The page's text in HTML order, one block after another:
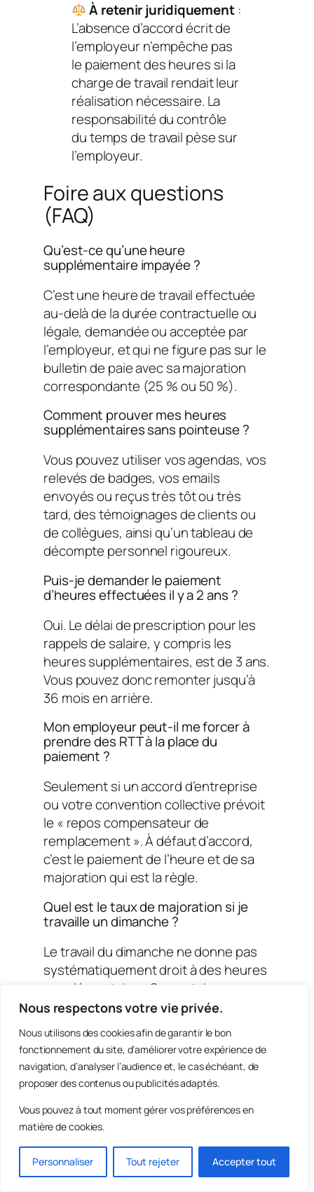
Nous respectons votre vie privée.
Nous utilisons des cookies afin de garantir le bon
fonctionnement du site, d’améliorer votre expérience de
navigation, d’analyser l’audience et, le cas échéant, de
proposer des contenus ou publicités adaptés.
Vous pouvez à tout moment gérer vos préférences en
matière de cookies.
Personnaliser Tout rejeter Accepter tout
À retenir juridiquement:
L’absence d’accord écrit de
l’employeur n’empêche pas
le paiement des heures si la
charge de travail rendait leur
réalisation nécessaire. La
responsabilité du contrôle
du temps de travail pèse sur
l’employeur.
Foire aux questions
(FAQ)
Qu’est-ce qu’une heure
supplémentaire impayée ?
C’est une heure de travail effectuée
au-delà de la durée contractuelle ou
légale, demandée ou acceptée par
l’employeur, et qui ne figure pas sur le
bulletin de paie avec sa majoration
correspondante (25 % ou 50 %).
Comment prouver mes heures
supplémentaires sans pointeuse ?
Vous pouvez utiliser vos agendas, vos
relevés de badges, vos emails
envoyés ou reçus très tôt ou très
tard, des témoignages de clients ou
de collègues, ainsi qu’un tableau de
décompte personnel rigoureux.
Puis-je demander le paiement
d’heures effectuées il y a 2 ans ?
Oui. Le délai de prescription pour les
rappels de salaire, y compris les
heures supplémentaires, est de 3 ans.
Vous pouvez donc remonter jusqu’à
36 mois en arrière.
Mon employeur peut-il me forcer à
prendre des RTT à la place du
paiement ?
Seulement si un accord d’entreprise
ou votre convention collective prévoit
le « repos compensateur de
remplacement ». À défaut d’accord,
c’est le paiement de l’heure et de sa
majoration qui est la règle.
Quel est le taux de majoration si je
travaille un dimanche ?
Le travail du dimanche ne donne pas
systématiquement droit à des heures
supplémentaires. Ce sont deux
régimes distincts. Si vous travaillez
40h dont 5h le dimanche, vous avez
5h supplémentaires (majorées à 25
%) ET potentiellement une majoration
« dimanche » prévue par votre
souvent.
Est-ce que les pauses sont comptées
dans les heures supplémentaires ?